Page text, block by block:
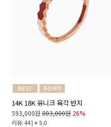
14K 18K 유니크 육각 반지
593,000원 803,000원 26%
리뷰: 44 | 5.0